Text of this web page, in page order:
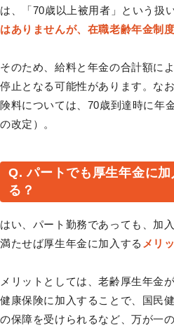
は、「70歳以上被用者」という扱
はありませんが、在職老齢年金制
そのため、給料と年金の合計額に
停止となる可能性があります。な
険料については、70歳到達時に年
の改定）。
Q. パートでも厚生年金に
る？
はい、パート勤務であっても、加
満たせば厚生年金に加入する メリ
メリットとしては、老齢厚生年金
健康保険に加入することで、国民
の保障を受けられるなど、万が一